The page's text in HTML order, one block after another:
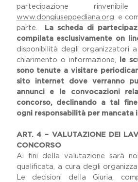
partecipazione
www.dongiuseppediana.org. e
parte.
La scheda di
compilata esclusivamente on
disponibilità degli organizzatori
chiarimento o informazione,
le
sono tenute a visitare
sito internet dove verranno
annunci e le convocazioni
concorso, declinando a tal fine
ogni responsabilità per mancata
ART. 4 – VALUTAZIONE DEI
CONCORSO
Ai fini della valutazione sarà
qualificata, a cura degli
Le decisioni della Giuria,